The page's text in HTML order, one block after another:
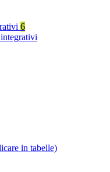
6
in tabelle)